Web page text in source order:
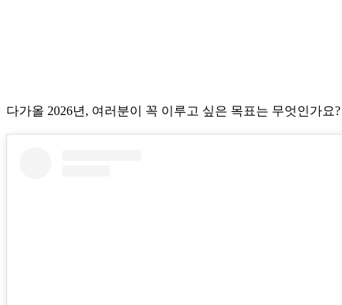
다가올 2026년, 여러분이 꼭 이루고 싶은 목표는 무엇인가요